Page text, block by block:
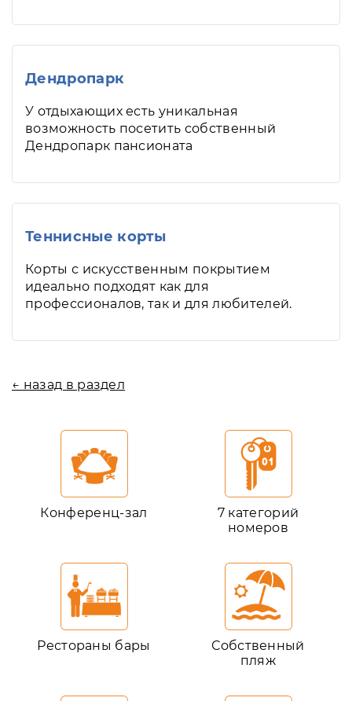
Дендропарк
У отдыхающих есть уникальная
возможность посетить собственный
Дендропарк пансионата
Теннисные корты
Корты с искусственным покрытием
идеально подходят как для
профессионалов, так и для любителей.
← назад в раздел
Конференц-зал
7 категорий
номеров
Рестораны бары
Собственный
пляж